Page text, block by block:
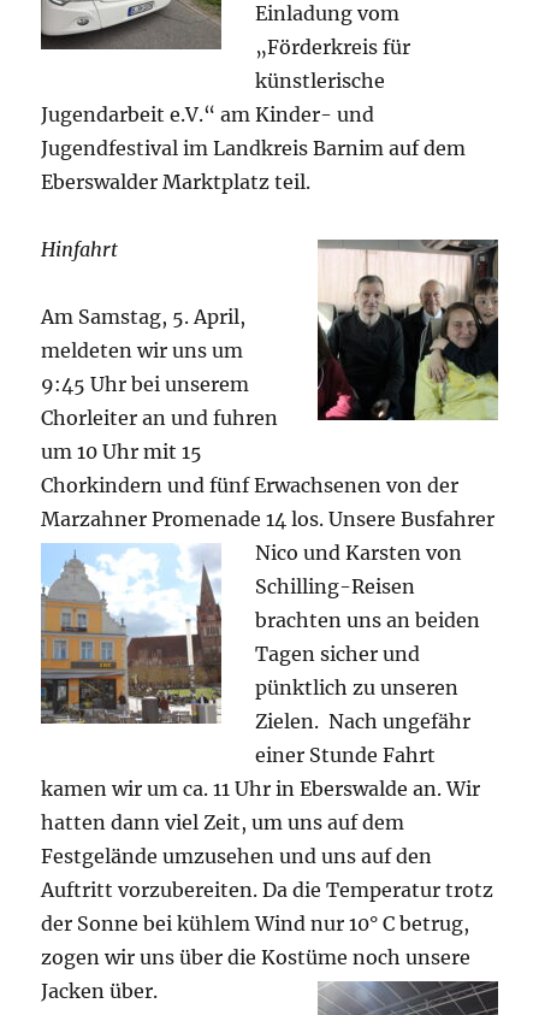
Einladung vom
„Förderkreis für
künstlerische
Jugendarbeit e.V.“ am Kinder- und
Jugendfestival im Landkreis Barnim auf dem
Eberswalder Marktplatz teil.
Hinfahrt
Am Samstag, 5. April,
meldeten wir uns um
9:45 Uhr bei unserem
Chorleiter an und fuhren
um 10 Uhr mit 15
Chorkindern und fünf Erwachsenen von der
Marzahner Promenade 14 los. Unsere Busfahrer
Nico und Karsten von
Schilling-Reisen
brachten uns an beiden
Tagen sicher und
pünktlich zu unseren
Zielen. Nach ungefähr
einer Stunde Fahrt
kamen wir um ca. 11 Uhr in Eberswalde an. Wir
hatten dann viel Zeit, um uns auf dem
Festgelände umzusehen und uns auf den
Auftritt vorzubereiten. Da die Temperatur trotz
der Sonne bei kühlem Wind nur 10° C betrug,
zogen wir uns über die Kostüme noch unsere
Jacken über.